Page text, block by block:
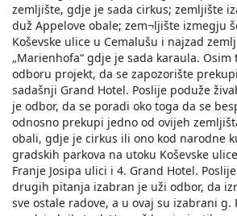
zemljište, gdje je sada cirkus; zemljište
duž Appelove obale; zem¬ljište izmegju
Koševske ulice u Cemalušu i najzad
„Marienhofa“ gdje je sada karaula.
odboru projekt, da se zapozorište
sadašnji Grand Hotel. Poslije poduže
je odbor, da se poradi oko toga da se
odnosno prekupi jedno od ovijeh
obali, gdje je cirkus ili ono kod narodne
gradskih parkova na utoku Koševske
Franje Josipa ulici i 4. Grand Hotel.
drugih pitanja izabran je uži odbor, da
sve ostale radove, a u ovaj su izabrani g.